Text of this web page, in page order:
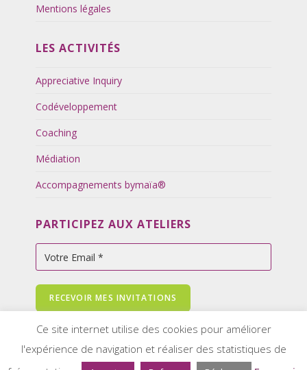
Mentions légales
LES ACTIVITÉS
Appreciative Inquiry
Codéveloppement
Coaching
Médiation
Accompagnements bymaïa®
PARTICIPEZ AUX ATELIERS
Ce site internet utilise des cookies pour améliorer
l'expérience de navigation et réaliser des statistiques de